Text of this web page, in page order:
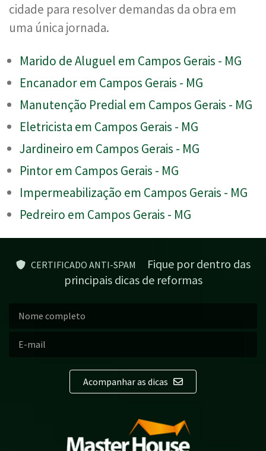
cidade para resolver demandas da obra em
uma única jornada.
Marido de Aluguel em Campos Gerais - MG
Encanador em Campos Gerais - MG
Manutenção Predial em Campos Gerais - MG
Eletricista em Campos Gerais - MG
Jardineiro em Campos Gerais - MG
Pintor em Campos Gerais - MG
Impermeabilização em Campos Gerais - MG
Pedreiro em Campos Gerais - MG
CERTIFICADO ANTI-SPAM
Fique por dentro das
principais dicas de reformas
Acompanhar as dicas